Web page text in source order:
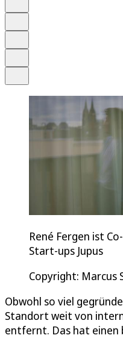
René Fergen ist
Start-ups Jupus
Copyright: Marcus
Obwohl so viel
Standort weit von
entfernt. Das hat einen